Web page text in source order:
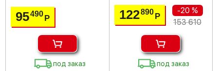
95490Р
под заказ
122890 Р
-20 %
153 610
под заказ